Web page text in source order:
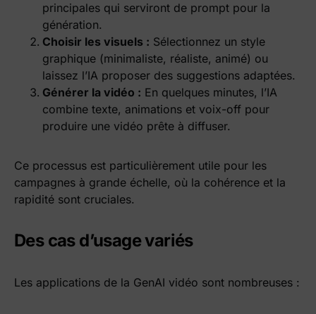
principales qui serviront de prompt pour la
génération.
Choisir les visuels : Sélectionnez un style
graphique (minimaliste, réaliste, animé) ou
laissez l’IA proposer des suggestions adaptées.
Générer la vidéo : En quelques minutes, l’IA
combine texte, animations et voix-off pour
produire une vidéo prête à diffuser.
Ce processus est particulièrement utile pour les
campagnes à grande échelle, où la cohérence et la
rapidité sont cruciales.
Des cas d’usage variés
Les applications de la GenAI vidéo sont nombreuses :